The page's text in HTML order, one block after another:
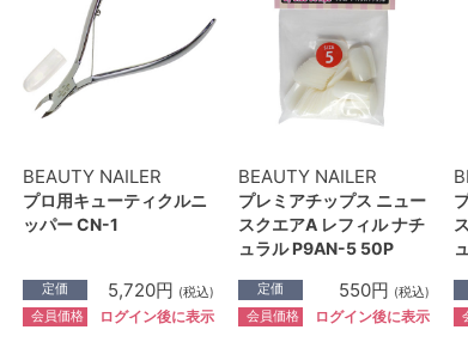
BEAUTY NAILER
プロ用キューティクルニ
ッパー CN-1
定価 5,720円 (税込)
会員価格 ログイン後に表示
BEAUTY NAILER
プレミアチップス ニュー
スクエアA レフィル ナチ
ュラル P9AN-5 50P
定価 550円 (税込)
会員価格 ログイン後に表示